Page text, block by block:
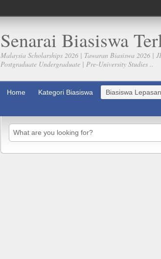
Senarai Biasiswa
Malaysia Scholarships 2026 | Tawaran Biasiswa 2026
Postgraduate Undergraduate | Pre-University Studies ..
Home Kategori Biasiswa Biasiswa